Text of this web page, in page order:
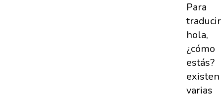
Para
traducir
hola,
¿cómo
estás?
existen
varias